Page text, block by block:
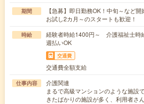
期間
【急募】即日勤務OK！中旬～など
お試し2カ月～のスタートも歓迎！
時給
経験者時給1400円～ 介護福祉士
週払いOK
交通費
交通費全額支給
仕事内容
介護関連
まるで高級マンションのような施設
きたばかりの施設が多く、利用者さ